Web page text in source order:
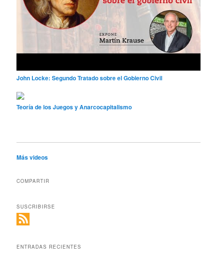
John Locke: Segundo Tratado sobre el Gobierno Civil
Teoría de los Juegos y Anarcocapitalismo
Más videos
COMPARTIR
SUSCRIBIRSE
ENTRADAS RECIENTES